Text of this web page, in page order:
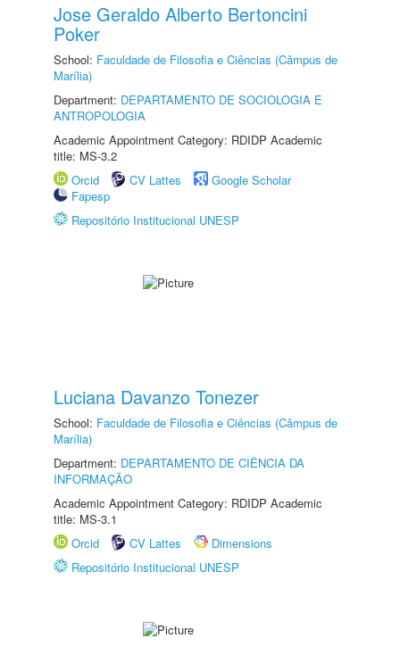
Jose Geraldo Alberto Bertoncini
Poker
School: Faculdade de Filosofia e Ciências (Câmpus de
Marília)
Department: DEPARTAMENTO DE SOCIOLOGIA E
ANTROPOLOGIA
Academic Appointment Category: RDIDP Academic
title: MS-3.2
Orcid
CV Lattes
Google Scholar
Fapesp
Repositório Institucional UNESP
Luciana Davanzo Tonezer
School: Faculdade de Filosofia e Ciências (Câmpus de
Marília)
Department: DEPARTAMENTO DE CIÊNCIA DA
INFORMAÇÃO
Academic Appointment Category: RDIDP Academic
title: MS-3.1
Orcid
CV Lattes
Dimensions
Repositório Institucional UNESP